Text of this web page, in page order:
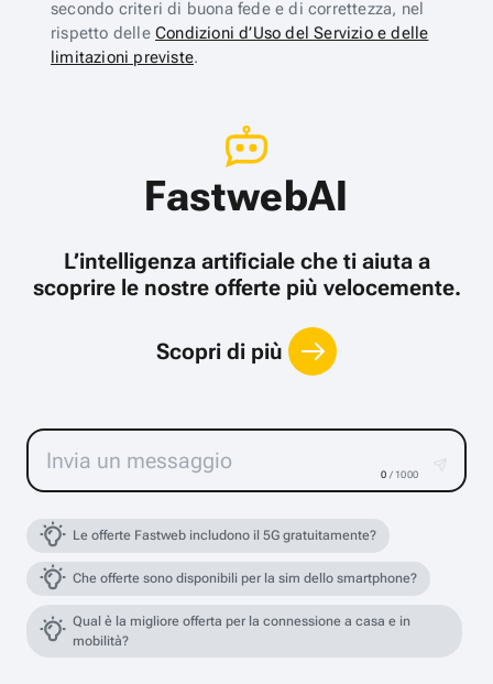
secondo criteri di buona fede e di correttezza, nel
rispetto delle Condizioni d’Uso del Servizio e delle
limitazioni previste.
FastwebAI
L’intelligenza artificiale che ti aiuta a
scoprire le nostre offerte più velocemente.
Scopri di più
0 / 1000
Le offerte Fastweb includono il 5G gratuitamente?
Che offerte sono disponibili per la sim dello smartphone?
Qual è la migliore offerta per la connessione a casa e in
mobilità?